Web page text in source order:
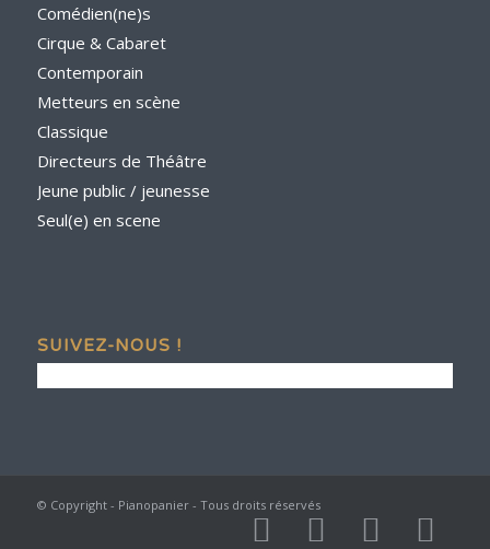
Comédien(ne)s
Cirque & Cabaret
Contemporain
Metteurs en scène
Classique
Directeurs de Théâtre
Jeune public / jeunesse
Seul(e) en scene
SUIVEZ-NOUS !
© Copyright - Pianopanier - Tous droits réservés